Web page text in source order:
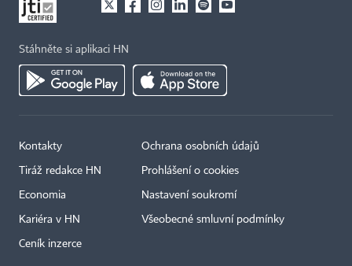
Stáhněte si aplikaci HN
Kontakty
Tiráž redakce HN
Economia
Kariéra v HN
Ceník inzerce
Ochrana osobních údajů
Prohlášení o cookies
Nastavení soukromí
Všeobecné smluvní podmínky